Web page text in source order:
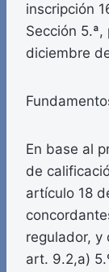
inscripción
Sección
diciembre
En base al
de
artículo 18
regulador, y
art. 9.2,a)